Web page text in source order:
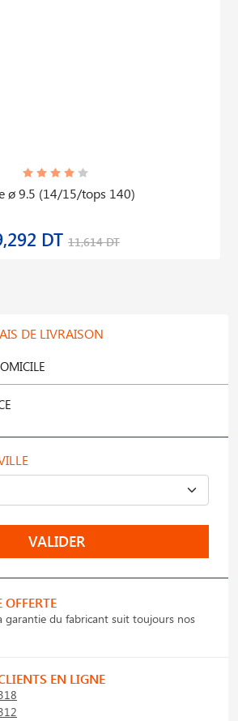
ø 9.5 (14/15/tops 140)
DT 11,614 DT
DE LIVRAISON
VALIDER
garantie du fabricant suit toujours nos
EN LIGNE